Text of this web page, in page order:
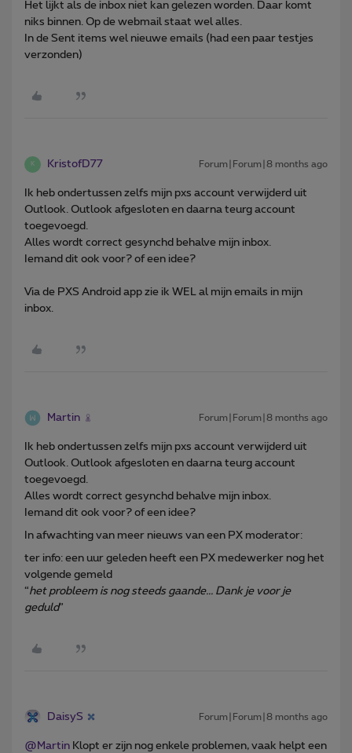
Het lijkt als de inbox niet kan gelezen worden. Daar komt
niks binnen. Op de webmail staat wel alles.
In de Sent items wel nieuwe emails (had een paar testjes
verzonden)
K KristofD77 Forum|Forum|8 months ago
Ik heb ondertussen zelfs mijn pxs account verwijderd uit
Outlook. Outlook afgesloten en daarna teurg account
toegevoegd.
Alles wordt correct gesynchd behalve mijn inbox.
Iemand dit ook voor? of een idee?
Via de PXS Android app zie ik WEL al mijn emails in mijn
inbox.
Martin Forum|Forum|8 months ago
Ik heb ondertussen zelfs mijn pxs account verwijderd uit
Outlook. Outlook afgesloten en daarna teurg account
toegevoegd.
Alles wordt correct gesynchd behalve mijn inbox.
Iemand dit ook voor? of een idee?
In afwachting van meer nieuws van een PX moderator:
ter info: een uur geleden heeft een PX medewerker nog het
volgende gemeld
“het probleem is nog steeds gaande... Dank je voor je
geduld”
DaisyS Forum|Forum|8 months ago
@Martin Klopt er zijn nog enkele problemen, vaak helpt een